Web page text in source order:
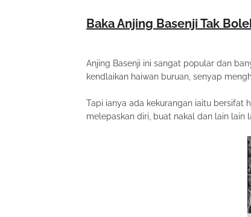
Baka Anjing Basenji Tak
Anjing Basenji ini sangat popular dan
kendlaikan haiwan buruan, senyap
Tapi ianya ada kekurangan iaitu bersifat
melepaskan diri, buat nakal dan lain lain